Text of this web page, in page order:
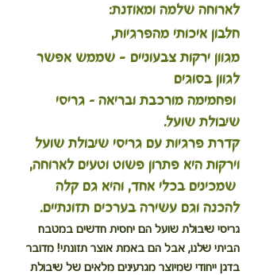
לארוחה שלמה ומאוזנת:
חלבון איכותי מהפרגיות,
מגוון ירקות צבעוניים - שממש אפשר
לגוון בסוגים
ופחמימה מורכבת ובריאה – גריסי
שיבולת שועל.
קדרת פרגיות עם גריסי שיבולת שועל
וירקות היא פתרון פשוט וטעים לארוחה,
שמכינים בכלי אחד, והיא גם קלה
להכנה וגם עשירה בערכים תזונתיים.
גריסי שיבולת שועל הם יחסית חדשים במטבח
הביתי שלנו, אבל הם באמת אוצר תזונתי! מדובר
בדגן ייחודי שמיוצר מגרעינים מלאים של שיבולת